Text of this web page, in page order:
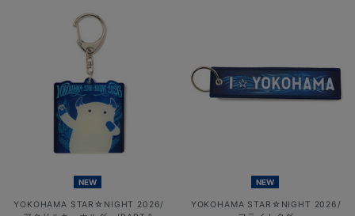
NEW
YOKOHAMA STAR☆NIGHT 2026/
NEW
YOKOHAMA STAR☆NIGHT 2026/